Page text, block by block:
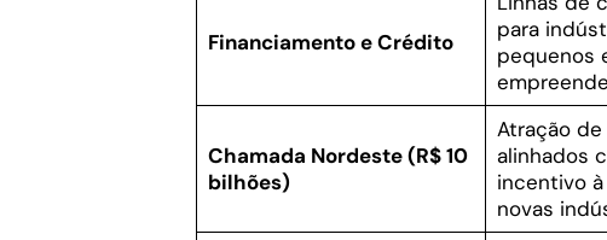
Financiamento e Crédito
para
pequenos
Chamada Nordeste (R$ 10
bilhões)
Atração
alinhados
incentivo
novas